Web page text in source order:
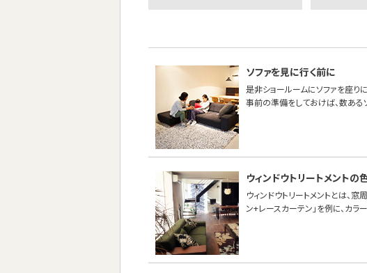
ソファを見に行く前に
是非ショールームにソファを座り
事前の準備をしておけば、数あ
ウィンドウトリートメントの
ウィンドウトリートメントとは、
ン+レースカーテン」を例に、カ